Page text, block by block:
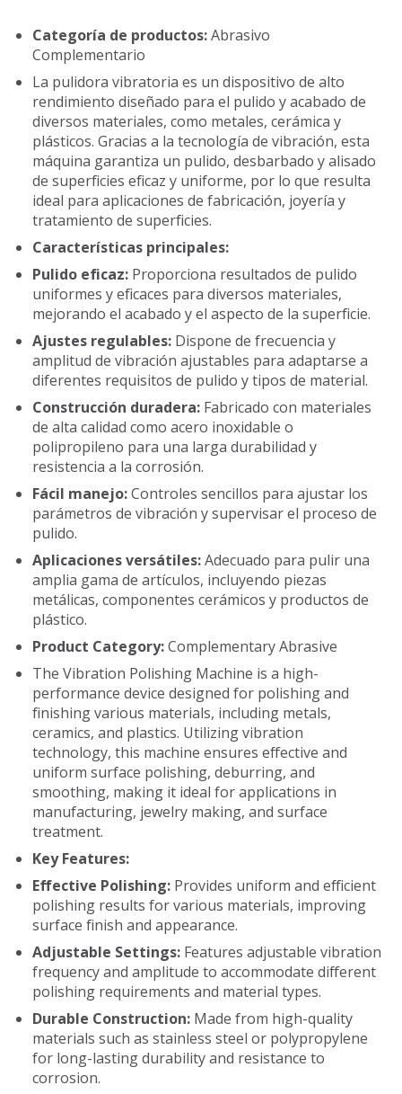
Categoría de productos:Abrasivo
Complementario
La pulidora vibratoria es un dispositivo de alto
rendimiento diseñado para el pulido y acabado de
diversos materiales, como metales, cerámica y
plásticos. Gracias a la tecnología de vibración, esta
máquina garantiza un pulido, desbarbado y alisado
de superficies eficaz y uniforme, por lo que resulta
ideal para aplicaciones de fabricación, joyería y
tratamiento de superficies.
Características principales:
Pulido eficaz: Proporciona resultados de pulido
uniformes y eficaces para diversos materiales,
mejorando el acabado y el aspecto de la superficie.
Ajustes regulables: Dispone de frecuencia y
amplitud de vibración ajustables para adaptarse a
diferentes requisitos de pulido y tipos de material.
Construcción duradera: Fabricado con materiales
de alta calidad como acero inoxidable o
polipropileno para una larga durabilidad y
resistencia a la corrosión.
Fácil manejo:Controles sencillos para ajustar los
parámetros de vibración y supervisar el proceso de
pulido.
Aplicaciones versátiles:Adecuado para pulir una
amplia gama de artículos, incluyendo piezas
metálicas, componentes cerámicos y productos de
plástico.
Product Category:Complementary Abrasive
The Vibration Polishing Machine is a high-
performance device designed for polishing and
finishing various materials, including metals,
ceramics, and plastics. Utilizing vibration
technology, this machine ensures effective and
uniform surface polishing, deburring, and
smoothing, making it ideal for applications in
manufacturing, jewelry making, and surface
treatment.
Key Features:
Effective Polishing: Provides uniform and efficient
polishing results for various materials, improving
surface finish and appearance.
Adjustable Settings: Features adjustable vibration
frequency and amplitude to accommodate different
polishing requirements and material types.
Durable Construction: Made from high-quality
materials such as stainless steel or polypropylene
for long-lasting durability and resistance to
corrosion.